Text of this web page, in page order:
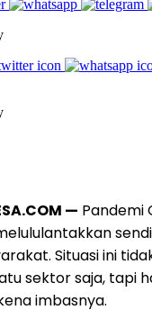
— Pandemi
Situasi ini
sektor saja, tapi
imbasnya.